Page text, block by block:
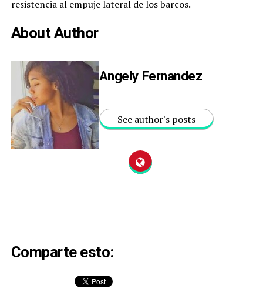
resistencia al empuje lateral de los barcos.
About Author
Angely Fernandez
See author's posts
Comparte esto: